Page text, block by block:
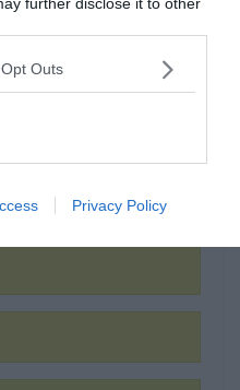
Outs
Privacy Policy
egyik